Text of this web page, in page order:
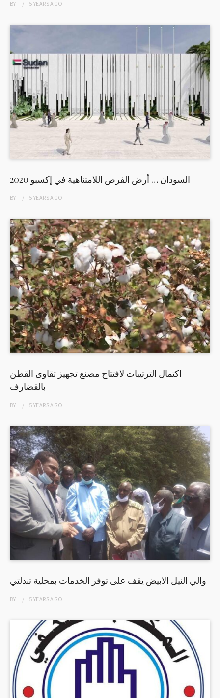
BY 5 YEARSAGO
السودان … أرض الفرص اللامتناهية في إكسبو 2020
BY 5 YEARSAGO
اكتمال الترتيبات لافتتاح مصنع تجهيز تقاوى القطن
بالقضارف
BY 5 YEARSAGO
والي النيل الابيض يقف على توفر الخدمات بمحلية تندلتي
BY 5 YEARSAGO